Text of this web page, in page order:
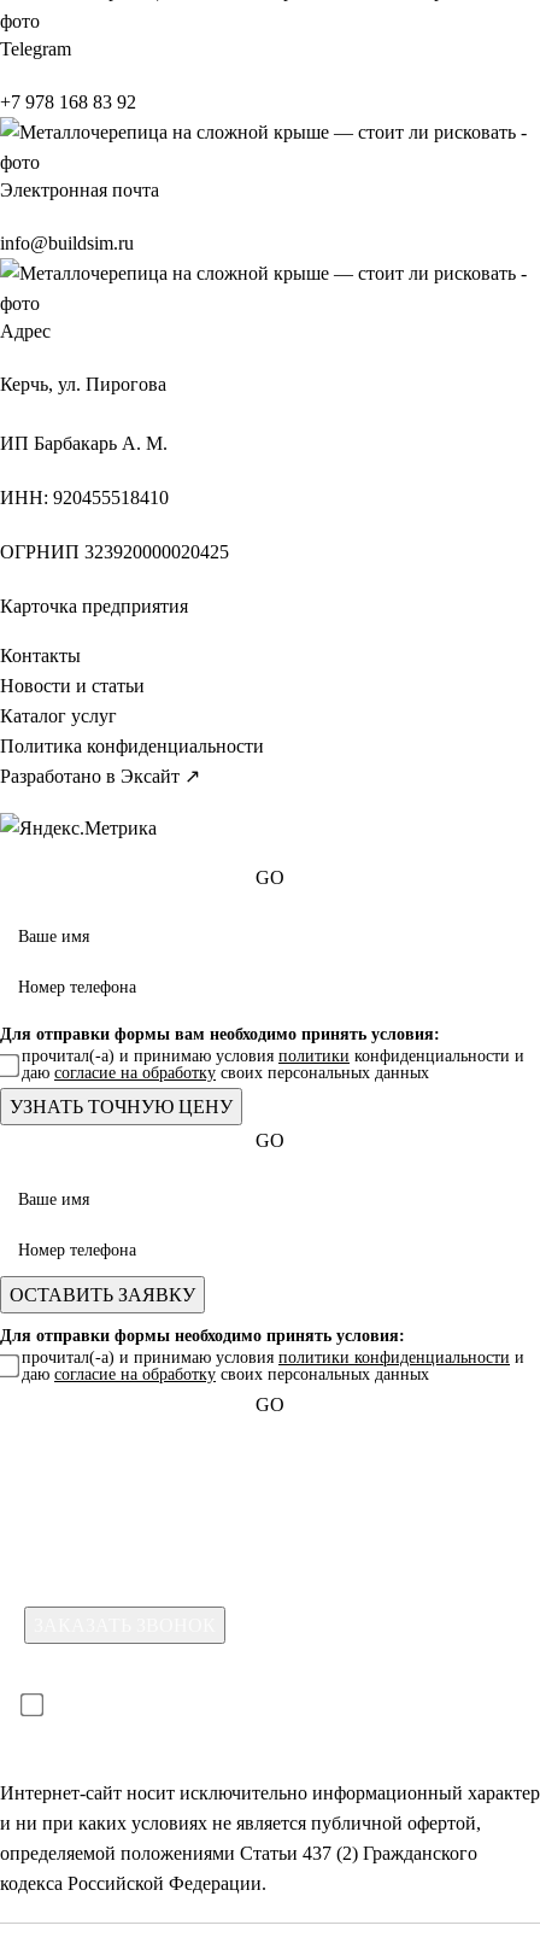
Telegram
+7 978 168 83 92
Электронная почта
info@buildsim.ru
Адрес
Керчь, ул. Пирогова
ИП Барбакарь А. М.
ИНН: 920455518410
ОГРНИП 323920000020425
Карточка предприятия
Контакты
Новости и статьи
Каталог услуг
Политика конфиденциальности
Разработано в Эксайт ↗
GO
Для отправки формы вам необходимо принять условия:
прочитал(-а) и принимаю условия политики конфиденциальности и
даю согласие на обработку своих персональных данных
GO
Для отправки формы необходимо принять условия:
прочитал(-а) и принимаю условия политики конфиденциальности и
даю согласие на обработку своих персональных данных
GO
Интернет-сайт носит исключительно информационный характер
и ни при каких условиях не является публичной офертой,
определяемой положениями Статьи 437 (2) Гражданского
кодекса Российской Федерации.